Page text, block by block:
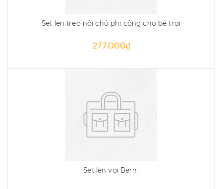
Set len treo nôi chú phi công cho bé trai
277.000₫
Set len voi Berni